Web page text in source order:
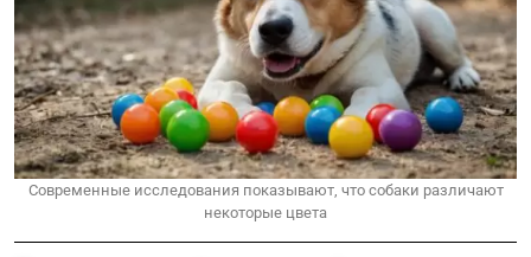
Современные исследования показывают, что собаки различают
некоторые цвета